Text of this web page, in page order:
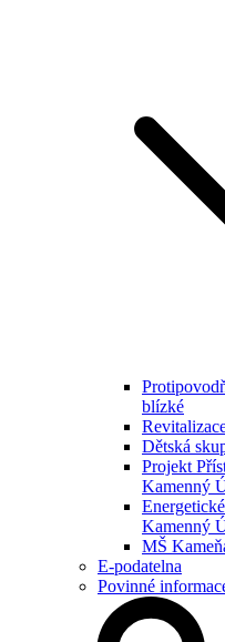
blízké
Dětská
Projekt
Kamenný
Kamenný
MŠ
E-podatelna
Povinné